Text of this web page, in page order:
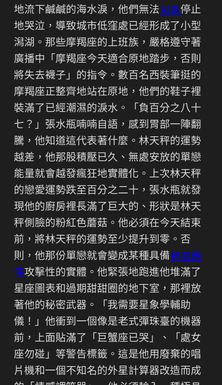
地流下鹹鹹的海水淚，他們無法包養停止
地哭泣，導致城市低窪處已經形成了小型
潟湖。那些摩羯座的上班族，嚴格遵守著
廣播中「摩羯座今天適合原地踏步，否則
將失去襪子」的指令。數百名西裝筆挺的
摩羯座正整齊地站在原地，他們的鞋子裡
裝滿了已經潮濕的淚水。「負百分之八十
七？」張水瓶喃喃自語，感到胃部一陣翻
騰，他知道這代表著什麼。林天秤的運勢
越差，他那股積壓已久、無處安放的單戀
能量就會越發瘋狂地實體化。上次林天秤
的戀愛運勢跌至百分之二十，張水瓶就發
現他的廚房裡長滿了巨大的、形狀是林天
秤側臉的粉紅色蘑菇。他必須在今天結束
前，將林天秤的運勢至少提升到零。否
則，他那份單戀就會變成某種具備包養條
件攻擊性的實體。他緊張地跑進他堆滿了
星座圖表和過期甜甜圈的地下室，那裡放
著他的秘密武器。「我需要星象學輔助
儀！」他衝到一個像是老式彈珠臺的機器
前，上面貼滿了「巨蟹座已哭」、「處女
座勿碰」等警告標籤。這是他用廢棄的唱
片機和一個不知名的外星計算器改造而成